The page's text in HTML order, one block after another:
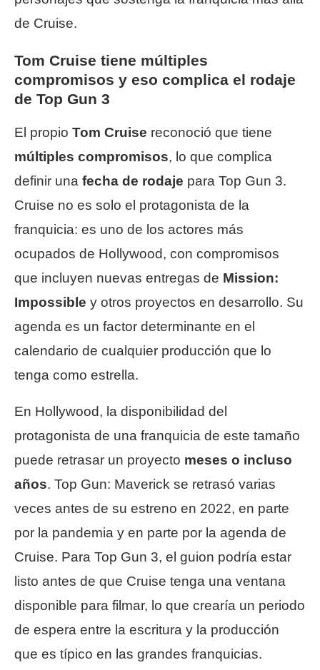
de Cruise.
Tom Cruise tiene múltiples
compromisos y eso complica el rodaje
de Top Gun 3
El propio Tom Cruise reconoció que tiene
múltiples compromisos, lo que complica
definir una fecha de rodaje para Top Gun 3.
Cruise no es solo el protagonista de la
franquicia: es uno de los actores más
ocupados de Hollywood, con compromisos
que incluyen nuevas entregas de Mission:
Impossible y otros proyectos en desarrollo. Su
agenda es un factor determinante en el
calendario de cualquier producción que lo
tenga como estrella.
En Hollywood, la disponibilidad del
protagonista de una franquicia de este tamaño
puede retrasar un proyecto meses o incluso
años. Top Gun: Maverick se retrasó varias
veces antes de su estreno en 2022, en parte
por la pandemia y en parte por la agenda de
Cruise. Para Top Gun 3, el guion podría estar
listo antes de que Cruise tenga una ventana
disponible para filmar, lo que crearía un periodo
de espera entre la escritura y la producción
que es típico en las grandes franquicias.